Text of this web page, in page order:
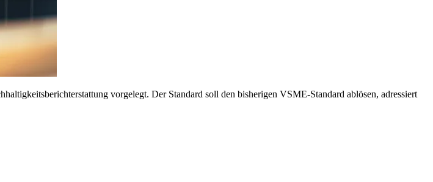
vorgelegt. Der Standard soll den bisherigen VSME-Standard ablösen, adressiert